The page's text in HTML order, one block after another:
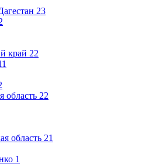
23
край 22
область 22
область 21
1